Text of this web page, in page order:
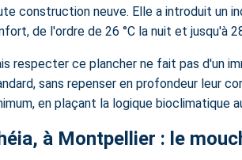
construction neuve. Elle a introduit un
de l'ordre de 26 °C la nuit et jusqu'à
respecter ce plancher ne fait pas d'un
sans repenser en profondeur leur
en plaçant la logique bioclimatique
à Montpellier : le